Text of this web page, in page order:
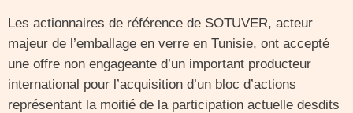
Les actionnaires de référence de SOTUVER, acteur
majeur de l’emballage en verre en Tunisie, ont accepté
une offre non engageante d’un important producteur
international pour l’acquisition d’un bloc d’actions
représentant la moitié de la participation actuelle desdits